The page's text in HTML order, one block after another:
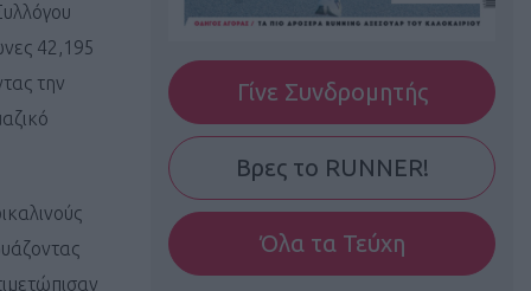
42,195
την
Γίνε Συνδρομητής
Βρες το RUNNER!
Όλα τα Τεύχη